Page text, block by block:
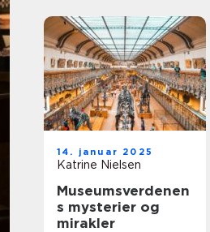
14. januar 2025
Katrine Nielsen
Museumsverdenen
s mysterier og
mirakler